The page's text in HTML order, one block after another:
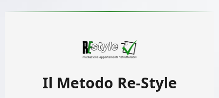
Il Metodo Re-Style